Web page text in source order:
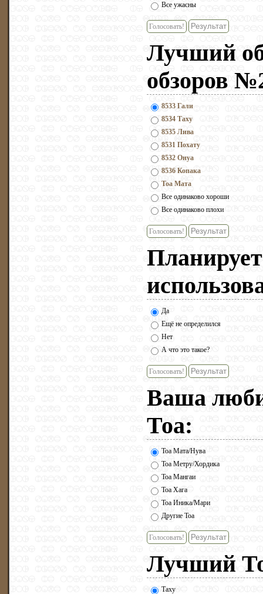
Все ужасны
Голосовать!
Лучший
обзоров
8533 Гали
8534 Таху
8535 Лива
8531 Похату
8532 Онуа
8536 Копака
Тоа Мата
Все одинаково хороши
Все одинаково плохи
Голосовать!
Да
Ещё не определился
Нет
А что это такое?
Голосовать!
Ваша
Тоа:
Тоа Мата/Нува
Тоа Метру/Хордика
Тоа Мангаи
Тоа Хага
Тоа Иника/Мари
Другие Тоа
Голосовать!
Лучший
Таху